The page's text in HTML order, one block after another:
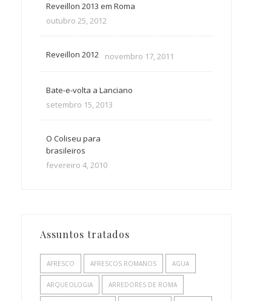
Reveillon 2013 em Roma
outubro 25, 2012
Reveillon 2012 novembro 17, 2011
Bate-e-volta a Lanciano
setembro 15, 2013
O Coliseu para
brasileiros
fevereiro 4, 2010
Assuntos tratados
AFRESCO AFRESCOS ROMANOS AGUA
ARQUEOLOGIA ARREDORES DE ROMA